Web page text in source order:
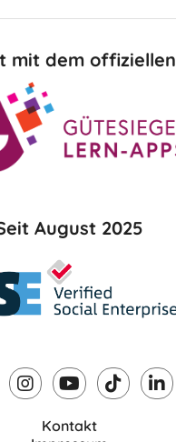
mit dem offiziellen
August 2025
Kontakt